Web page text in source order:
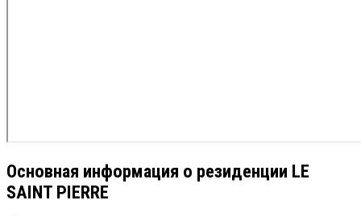
Основная информация о резиденции LE
SAINT PIERRE